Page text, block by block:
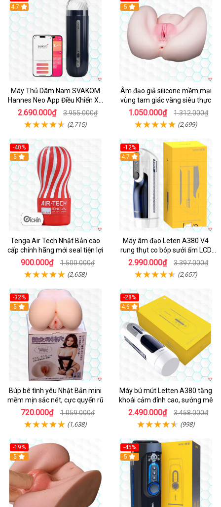
Hot
4.7
Máy Thủ Dâm Nam SVAKOM
Hannes Neo App Điều Khiển Xa
Cao Cấp
2.690.000₫ 3.955.000₫
(2,715)
Hot
5
Âm đạo giả silicone mềm mại
vùng tam giác vàng siêu thực
1.050.000₫ 1.312.000₫
(2,699)
-40%
Hot
5
Tenga Air Tech Nhật Bản cao
cấp chính hãng mới seal tiện lợi
900.000₫ 1.500.000₫
(2,658)
-12%
Hot
4.7
Máy âm đạo Leten A380 V4
rung thụt co bóp sưởi ấm LCD
đẹp
2.990.000₫ 3.397.000₫
(2,657)
-32%
Hot
5
Búp bê tình yêu Nhật Bản mini
mềm mịn sắc nét, cực quyến rũ
720.000₫ 1.059.000₫
(1,638)
-28%
Hot
4.6
Máy bú mút Letten A380 tăng
khoái cảm đỉnh cao, sướng mê
2.490.000₫ 3.458.000₫
(998)
-19%
Hot
5
-45%
Hot
5